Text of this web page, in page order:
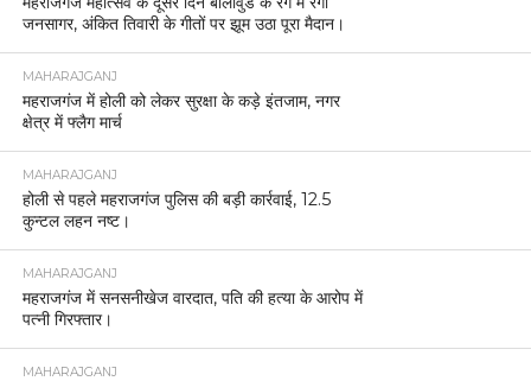
जनसागर, अंकित तिवारी के गीतों पर झूम उठा पूरा मैदान।
MAHARAJGANJ
महराजगंज में होली को लेकर सुरक्षा के कड़े इंतजाम, नगर
क्षेत्र में फ्लैग मार्च
MAHARAJGANJ
होली से पहले महराजगंज पुलिस की बड़ी कार्रवाई, 12.5
कुन्टल लहन नष्ट।
MAHARAJGANJ
महराजगंज में सनसनीखेज वारदात, पति की हत्या के आरोप में
पत्नी गिरफ्तार।
MAHARAJGANJ